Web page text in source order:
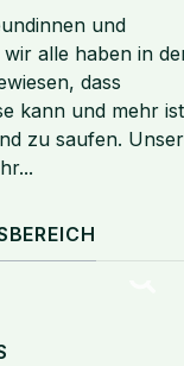
und
alle haben in
dass
kann und mehr
zu saufen. Unser